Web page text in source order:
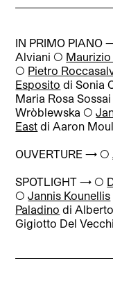
IN PRIMO PIANO
Alviani ◯
◯ Pietro
Esposito di Sonia
Maria Rosa
Wròblewska ◯
East di Aaron
OUVERTURE → ◯
SPOTLIGHT → ◯
◯Jannis Kounellis
Paladino di
Gigiotto Del